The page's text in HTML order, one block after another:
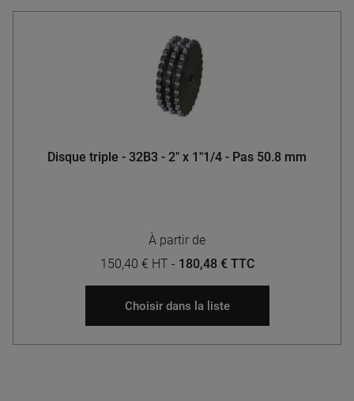
Disque triple - 32B3 - 2" x 1"1/4 - Pas 50.8 mm
À partir de
150,40 € HT - 180,48 € TTC
Choisir dans la liste